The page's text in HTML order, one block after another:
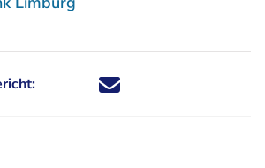
Deel dit nieuwsbericht via X -
Deel dit nieuwsbericht via
Deel dit nieuwsbericht
Deel dit